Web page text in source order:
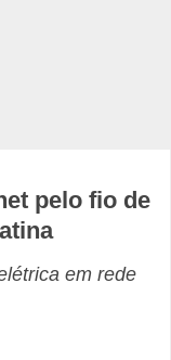
pelo fio de
em rede